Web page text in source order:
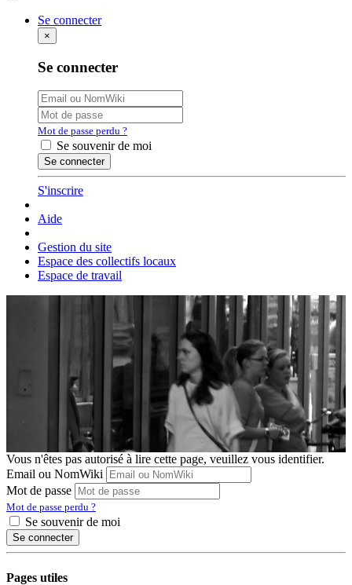
Se connecter
×
Se connecter
Mot de passe perdu ?
Se souvenir de moi
S'inscrire
Aide
Gestion du site
Espace des collectifs locaux
Espace de travail
Vous n'êtes pas autorisé à lire cette page, veuillez vous identifier.
Email ou NomWiki
Mot de passe
Mot de passe perdu ?
Se souvenir de moi
Se connecter
Pages utiles